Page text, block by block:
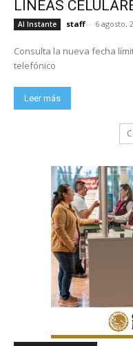
LÍNEAS
Al Instante staff - 6 agosto,
Consulta la nueva fecha
telefónico
Leer más